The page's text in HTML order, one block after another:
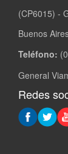
(CP6015) -
Buenos
Teléfono:
General
Redes